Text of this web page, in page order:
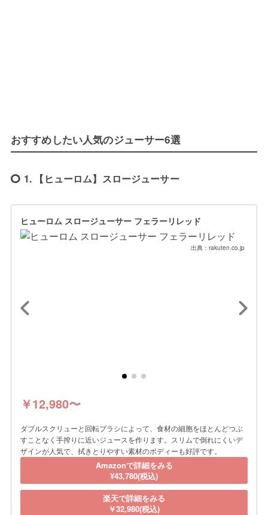
おすすめしたい人気のジューサー6選
1. 【ヒューロム】スロージューサー
ヒューロム スロージューサー フェラーリレッド
出典：rakuten.co.jp
￥12,980〜
ダブルスクリューと回転ブラシによって、食材の細胞をほとんどつぶ
すことなく手搾りに近いジュースを作ります。スリムで倒れにくいデ
ザインが人気で、拭きとりやすい素材のボディーも好評です。
Amazonで詳細をみる
¥43,780(税込)
楽天で詳細をみる
￥32,980(税込)